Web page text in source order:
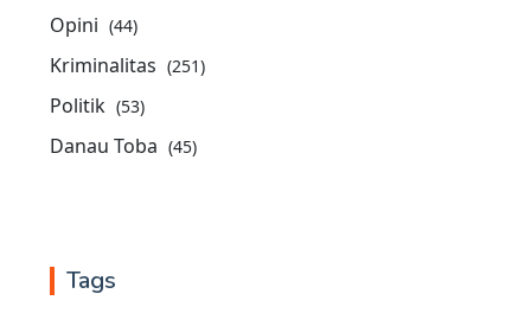
Opini (44)
Kriminalitas (251)
Politik (53)
Danau Toba (45)
Tags